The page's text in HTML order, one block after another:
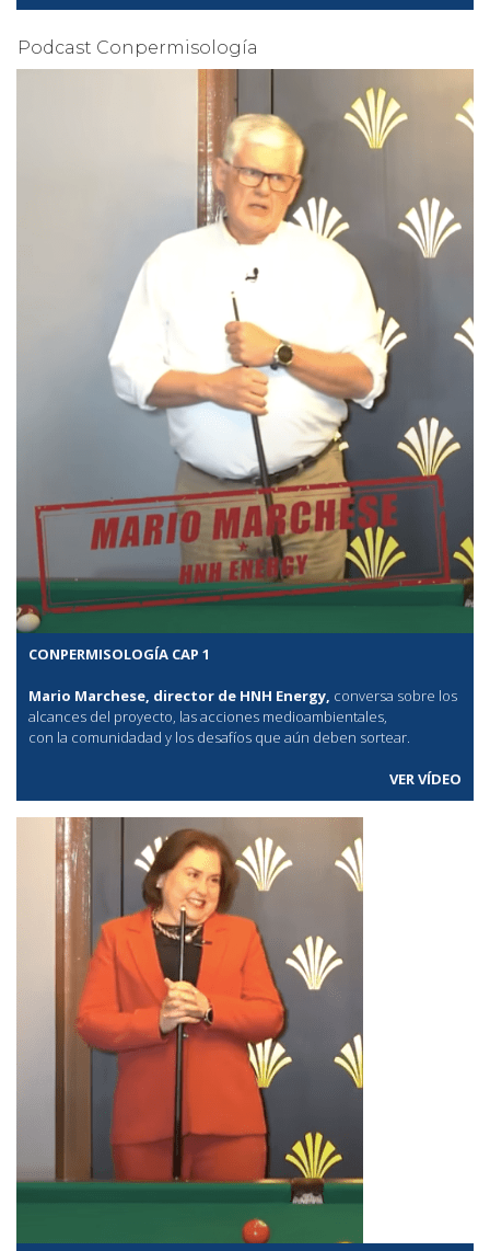
Podcast Conpermisología
CONPERMISOLOGÍA CAP 1
Mario Marchese, director de HNH Energy, conversa sobre los
alcances del proyecto, las acciones medioambientales,
con la comunidadad y los desafíos que aún deben sortear.
VER VÍDEO